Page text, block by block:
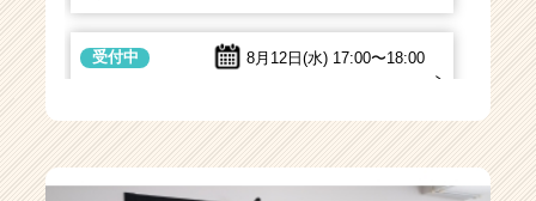
8月12日(水) 17:00〜18:00
受付中
8月13日(木)12:00〜13:00
受付中